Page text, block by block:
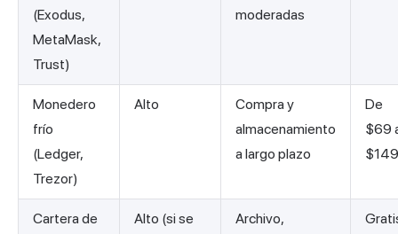
(Exodus,
MetaMask,
Trust)
moderadas
Monedero
frío
(Ledger,
Trezor)
Alto
Compra y
almacenamiento
a largo plazo
De
$69
$149
Cartera de
Alto (si se
Archivo,